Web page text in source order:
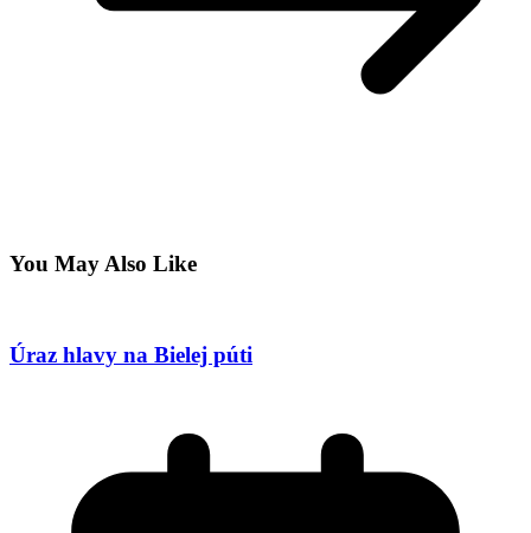
You May Also Like
Úraz hlavy na Bielej púti